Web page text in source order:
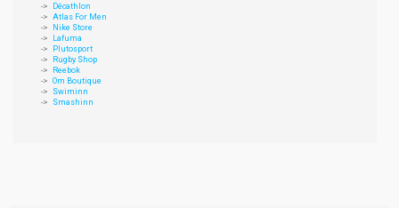
Décathlon
Atlas For Men
Nike Store
Lafuma
Plutosport
Rugby Shop
Reebok
Om Boutique
Swiminn
Smashinn